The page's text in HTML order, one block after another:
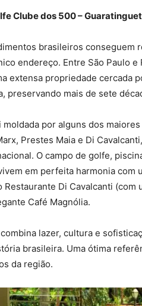
Clube dos 500 –
brasileiros
endereço. Entre São Paulo e
extensa propriedade cercada
preservando mais de sete
por alguns dos
Prestes Maia e Di
O campo de golfe,
em perfeita harmonia com
Restaurante Di Cavalcanti
Café Magnólia.
lazer, cultura e
brasileira. Uma ótima
da região.